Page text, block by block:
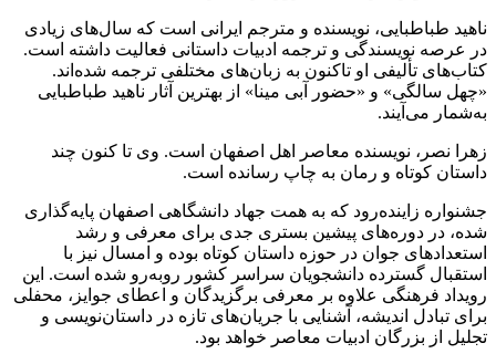
ناهید طباطبایی، نویسنده و مترجم ایرانی است که سال‌های زیادی
در عرصه‌ نویسندگی و ترجمه‌ ادبیات داستانی فعالیت داشته است.
کتاب‌های تألیفی او تاکنون به زبان‌های مختلفی ترجمه شده‌اند.
«چهل سالگی» و «حضور آبی مینا» از بهترین آثار ناهید طباطبایی
به‌شمار می‌آیند.
زهرا نصر، نویسنده معاصر اهل اصفهان است. وی تا کنون چند
داستان کوتاه و رمان به چاپ رسانده است.
جشنواره زاینده‌رود که به همت جهاد دانشگاهی اصفهان پایه‌گذاری
شده، در دوره‌های پیشین بستری جدی برای معرفی و رشد
استعدادهای جوان در حوزه داستان کوتاه بوده و امسال نیز با
استقبال گسترده دانشجویان سراسر کشور روبه‌رو شده است. این
رویداد فرهنگی علاوه بر معرفی برگزیدگان و اعطای جوایز، محفلی
برای تبادل اندیشه، آشنایی با جریان‌های تازه در داستان‌نویسی و
تجلیل از بزرگان ادبیات معاصر خواهد بود.